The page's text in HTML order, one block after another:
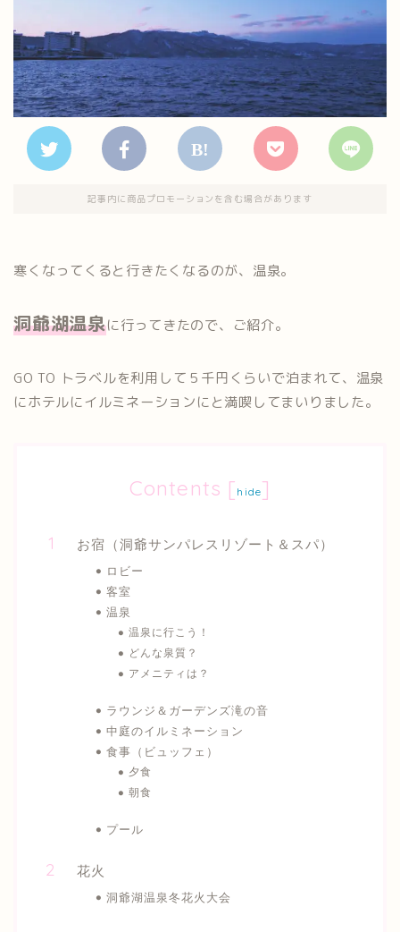
記事内に商品プロモーションを含む場合があります
寒くなってくると行きたくなるのが、温泉。
洞爺湖温泉に行ってきたので、ご紹介。
GO TO トラベルを利用して５千円くらいで泊まれて、温泉
にホテルにイルミネーションにと満喫してまいりました。
Contents [ hide]
お宿（洞爺サンパレスリゾート＆スパ）
ロビー
客室
温泉
温泉に行こう！
どんな泉質？
アメニティは？
ラウンジ＆ガーデンズ滝の音
中庭のイルミネーション
食事（ビュッフェ）
夕食
朝食
プール
花火
洞爺湖温泉冬花火大会